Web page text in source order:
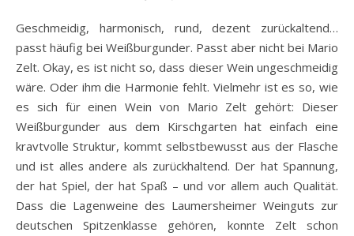
Geschmeidig, harmonisch, rund, dezent zurückaltend…
passt häufig bei Weißburgunder. Passt aber nicht bei Mario
Zelt. Okay, es ist nicht so, dass dieser Wein ungeschmeidig
wäre. Oder ihm die Harmonie fehlt. Vielmehr ist es so, wie
es sich für einen Wein von Mario Zelt gehört: Dieser
Weißburgunder aus dem Kirschgarten hat einfach eine
kravtvolle Struktur, kommt selbstbewusst aus der Flasche
und ist alles andere als zurückhaltend. Der hat Spannung,
der hat Spiel, der hat Spaß – und vor allem auch Qualität.
Dass die Lagenweine des Laumersheimer Weinguts zur
deutschen Spitzenklasse gehören, konnte Zelt schon